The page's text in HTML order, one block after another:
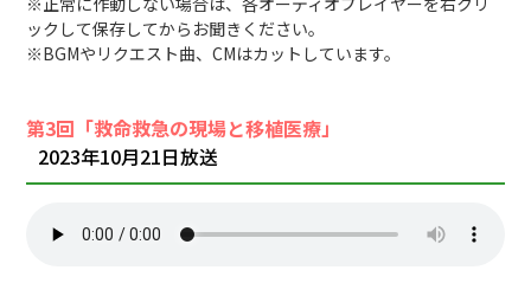
ックして保存してからお聞きください。
※BGMやリクエスト曲、CMはカットしています。
第3回「救命救急の現場と移植医療」
2023年10月21日放送